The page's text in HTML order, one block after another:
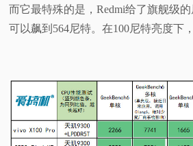
而它最特殊的是，Redmi给了旗舰级
可以飙到564尼特。在100尼特亮度下